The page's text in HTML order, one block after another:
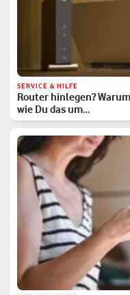
SERVICE & HILFE
Router hinlegen?
wie Du das um…